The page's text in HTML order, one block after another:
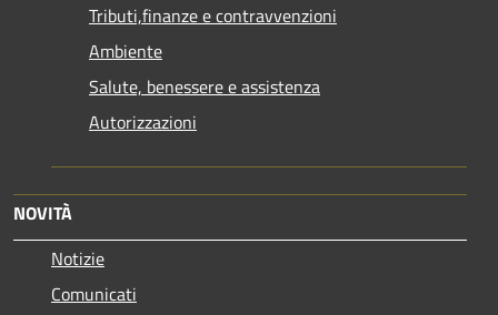
Tributi,finanze e contravvenzioni
Ambiente
Salute, benessere e assistenza
Autorizzazioni
NOVITÀ
Notizie
Comunicati